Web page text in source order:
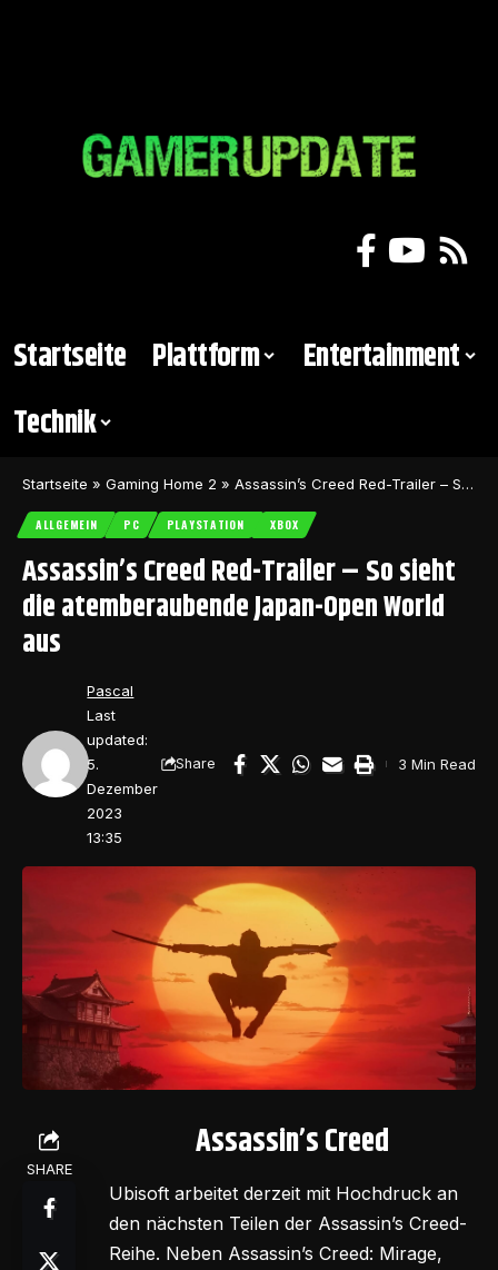
Startseite Plattform
Entertainment
Technik
Startseite » Gaming Home 2 » Assassin’s Creed Red-Trailer – So sieht die atemberaubende Japan-Open World aus
ALLGEMEIN PC PLAYSTATION XBOX
Assassin’s Creed Red-Trailer – So sieht
die atemberaubende Japan-Open World
aus
Last
updated:
5.
Dezember
2023
13:35
Pascal
Share 3 Min Read
SHARE
Assassin’s Creed
Ubisoft arbeitet derzeit mit Hochdruck an
den nächsten Teilen der Assassin’s Creed-
Reihe. Neben Assassin’s Creed: Mirage,